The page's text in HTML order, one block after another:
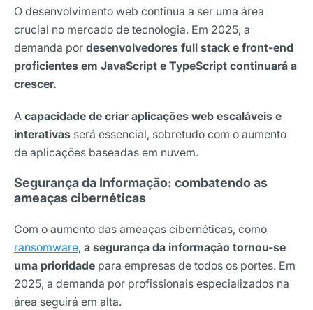
O desenvolvimento web continua a ser uma área
crucial no mercado de tecnologia. Em 2025, a
demanda por desenvolvedores full stack e front-end
proficientes em JavaScript e TypeScript continuará a
crescer.
A capacidade de criar aplicações web escaláveis e
interativas será essencial, sobretudo com o aumento
de aplicações baseadas em nuvem.
Segurança da Informação: combatendo as
ameaças cibernéticas
Com o aumento das ameaças cibernéticas, como
ransomware, a segurança da informação tornou-se
uma prioridade para empresas de todos os portes. Em
2025, a demanda por profissionais especializados na
área seguirá em alta.